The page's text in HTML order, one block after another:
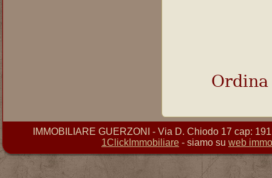
IMMOBILIARE GUERZONI - Via D. Chiodo 17 cap:
1ClickImmobiliare - siamo su web